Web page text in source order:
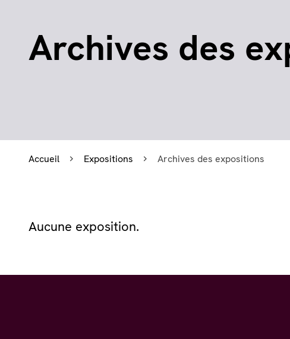
Archives des
Accueil Expositions Archives des expositions
Aucune exposition.